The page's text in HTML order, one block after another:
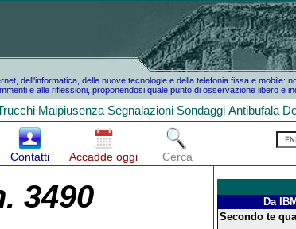
dell'informatica, delle nuove tecnologie e della telefonia fissa e mobile:
e alle riflessioni, proponendosi quale punto di osservazione libero e
Maipiusenza Segnalazioni Sondaggi Antibufala
Contatti Accadde oggi Cerca
3490
Da
Secondo te